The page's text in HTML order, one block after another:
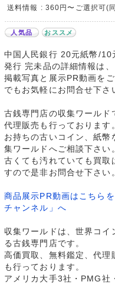
送料情報 : 360円〜ご選択可(
人気品 おススメ
中国人民銀行 20元紙幣/
発行 完未品の詳細情報は、
掲載写真と展示PR動画を
でもお気軽にお問合せ下さ
古銭専門店の収集ワールド
代理販売も行っております。
お持ちの古いコイン、紙
集ワールドへご相談下さい。
古くても汚れていても買取
すので是非お問合せ下さい。
商品展示PR動画はこちら
チャンネル」へ
収集ワールドは、世界コ
る古銭専門店です。
高価買取、無料鑑定、代理
も行っております。
アメリカ大手3社・PMG社